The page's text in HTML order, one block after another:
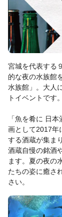
宮城を代表する
的な夜の水族館
水族館」。大人
トイベントです。
「魚を肴に 日
画として2017年
する酒蔵が集ま
酒蔵自慢の銘酒
ます。夏の夜の
たちの姿に癒さ
さい。